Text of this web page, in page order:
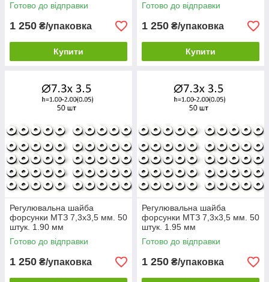
Готово до відправки
1 250 ₴/упаковка
Купити
Готово до відправки
1 250 ₴/упаковка
Купити
Регулювальна шайба
форсунки МТЗ 7,3х3,5 мм. 50
штук. 1.90 мм
Готово до відправки
1 250 ₴/упаковка
Регулювальна шайба
форсунки МТЗ 7,3х3,5 мм. 50
штук. 1.95 мм
Готово до відправки
1 250 ₴/упаковка